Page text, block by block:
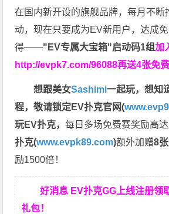
在国内新开设的旗舰品牌，每月不断
动，现在只要成为EV新用户，达成
得——"EV专属大宝箱"启动码1组加
http://evpk7.com/96088再送4张免费
想跟美女Sashimi一起玩，想知
程，敬请锁定EV扑克官网(
玩EV扑克，每日多场免费赛奖励高
扑克(www.evpk89.com)额外加赠8
励1500倍！
好消息 EV扑克GG上线注册领
礼包！